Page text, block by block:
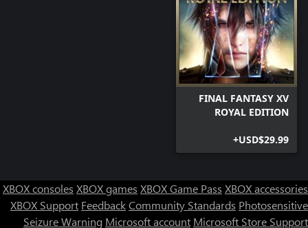
FINAL FANTASY XV
ROYAL EDITION
USD$29.99+
XBOX consoles XBOX games XBOX Game Pass XBOX accessories
XBOX Support FeedbackCommunity Standards Photosensitive
Seizure Warning Microsoft account Microsoft Store Support